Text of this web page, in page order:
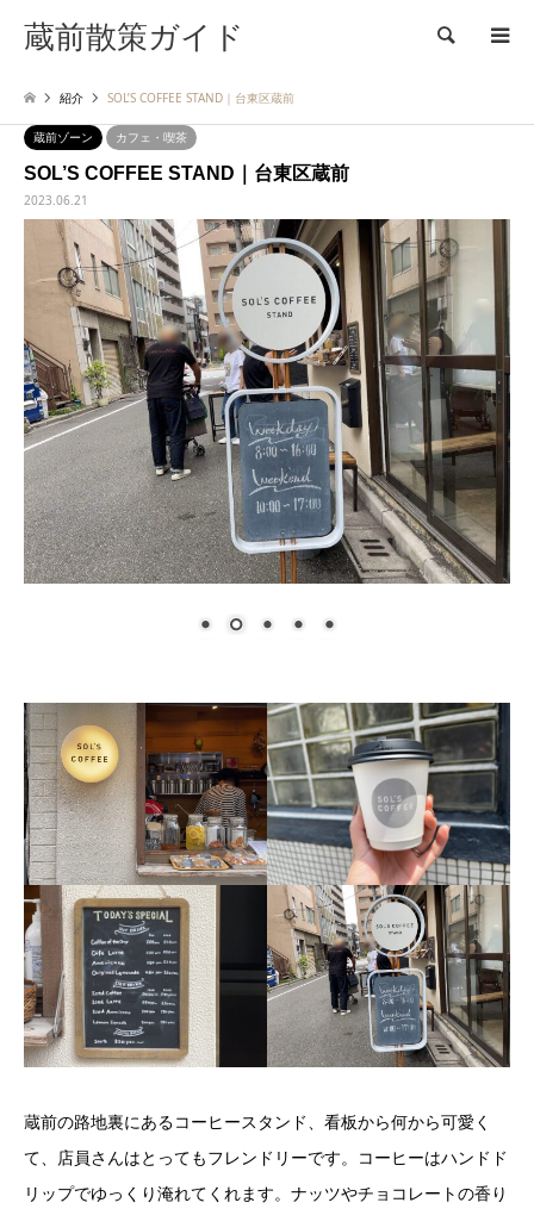
蔵前散策ガイド 検索
紹介 SOL’S COFFEE STAND｜台東区蔵前
蔵前ゾーン カフェ・喫茶
SOL’S COFFEE STAND｜台東区蔵前
2023.06.21
蔵前の路地裏にあるコーヒースタンド、看板から何から可愛く
て、店員さんはとってもフレンドリーです。コーヒーはハンドド
リップでゆっくり淹れてくれます。ナッツやチョコレートの香り